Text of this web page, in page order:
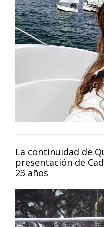
La continuidad de
presentación de
23 años